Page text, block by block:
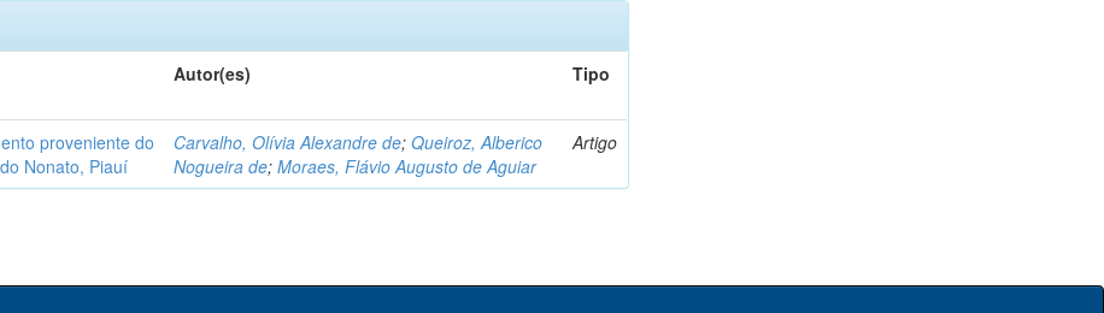
Autor(es) Tipo
proveniente do
Nonato, Piauí
Carvalho, Olívia Alexandre de;Queiroz, Alberico
Nogueira de;Moraes, Flávio Augusto de Aguiar
Artigo